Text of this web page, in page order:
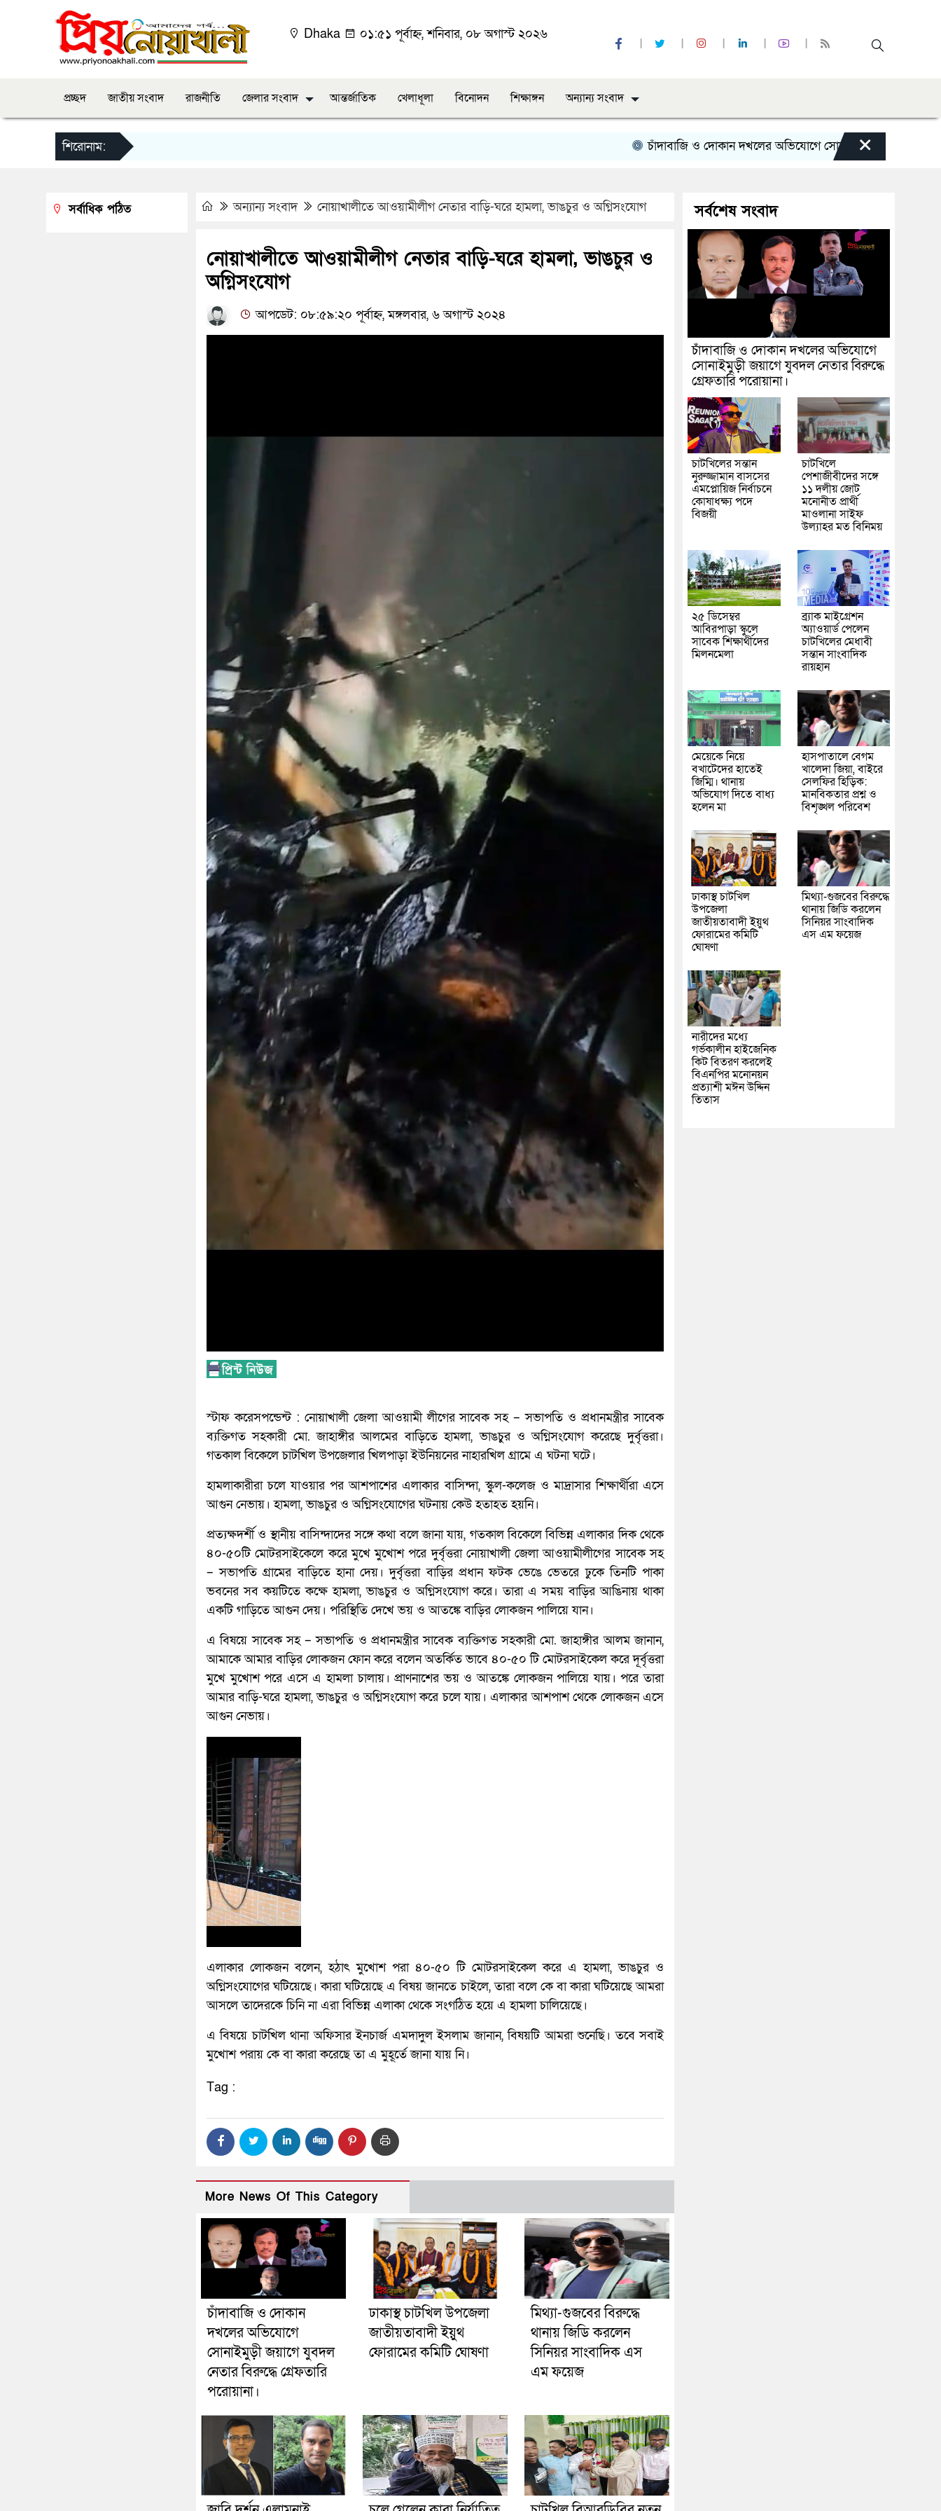
Dhaka ০১:৫১ পূর্বাহ্ন, শনিবার, ০৮ অগাস্ট ২০২৬
প্রচ্ছদ জাতীয় সংবাদ রাজনীতি জেলার সংবাদ আন্তর্জাতিক খেলাধূলা বিনোদন শিক্ষাঙ্গন অন্যান্য সংবাদ
শিরোনাম: চাঁদাবাজি ও দোকান দখলের অভিযোগে সোনাইমুড়ী জয়াগে যুবদল নেতার
×
অন্যান্য সংবাদ নোয়াখালীতে আওয়ামীলীগ নেতার বাড়ি-ঘরে হামলা, ভাঙচুর ও অগ্নিসংযোগ
নোয়াখালীতে আওয়ামীলীগ নেতার বাড়ি-ঘরে হামলা, ভাঙচুর ও
অগ্নিসংযোগ
আপডেট: ০৮:৫৯:২০ পূর্বাহ্ন, মঙ্গলবার, ৬ অগাস্ট ২০২৪
স্টাফ করেসপন্ডেন্ট : নোয়াখালী জেলা আওয়ামী লীগের সাবেক সহ – সভাপতি ও প্রধানমন্ত্রীর সাবেক
ব্যক্তিগত সহকারী মো. জাহাঙ্গীর আলমের বাড়িতে হামলা, ভাঙচুর ও অগ্নিসংযোগ করেছে দুর্বৃত্তরা।
গতকাল বিকেলে চাটখিল উপজেলার খিলপাড়া ইউনিয়নের নাহারখিল গ্রামে এ ঘটনা ঘটে।
হামলাকারীরা চলে যাওয়ার পর আশপাশের এলাকার বাসিন্দা, স্কুল-কলেজ ও মাদ্রাসার শিক্ষার্থীরা এসে
আগুন নেভায়। হামলা, ভাঙচুর ও অগ্নিসংযোগের ঘটনায় কেউ হতাহত হয়নি।
প্রত্যক্ষদর্শী ও স্থানীয় বাসিন্দাদের সঙ্গে কথা বলে জানা যায়, গতকাল বিকেলে বিভিন্ন এলাকার দিক থেকে
৪০-৫০টি মোটরসাইকেলে করে মুখে মুখোশ পরে দুর্বৃত্তরা নোয়াখালী জেলা আওয়ামীলীগের সাবেক সহ
– সভাপতি গ্রামের বাড়িতে হানা দেয়। দুর্বৃত্তরা বাড়ির প্রধান ফটক ভেঙে ভেতরে ঢুকে তিনটি পাকা
ভবনের সব কয়টিতে কক্ষে হামলা, ভাঙচুর ও অগ্নিসংযোগ করে। তারা এ সময় বাড়ির আঙিনায় থাকা
একটি গাড়িতে আগুন দেয়। পরিস্থিতি দেখে ভয় ও আতঙ্কে বাড়ির লোকজন পালিয়ে যান।
এ বিষয়ে সাবেক সহ – সভাপতি ও প্রধানমন্ত্রীর সাবেক ব্যক্তিগত সহকারী মো. জাহাঙ্গীর আলম জানান,
আমাকে আমার বাড়ির লোকজন ফোন করে বলেন অতর্কিত ভাবে ৪০-৫০ টি মোটরসাইকেল করে দূর্বৃত্তরা
মুখে মুখোশ পরে এসে এ হামলা চালায়। প্রাণনাশের ভয় ও আতঙ্কে লোকজন পালিয়ে যায়। পরে তারা
আমার বাড়ি-ঘরে হামলা, ভাঙচুর ও অগ্নিসংযোগ করে চলে যায়। এলাকার আশপাশ থেকে লোকজন এসে
আগুন নেভায়।
এলাকার লোকজন বলেন, হঠাৎ মুখোশ পরা ৪০-৫০ টি মোটরসাইকেল করে এ হামলা, ভাঙচুর ও
অগ্নিসংযোগের ঘটিয়েছে। কারা ঘটিয়েছে এ বিষয় জানতে চাইলে, তারা বলে কে বা কারা ঘটিয়েছে আমরা
আসলে তাদেরকে চিনি না এরা বিভিন্ন এলাকা থেকে সংগঠিত হয়ে এ হামলা চালিয়েছে।
এ বিষয়ে চাটখিল থানা অফিসার ইনচার্জ এমদাদুল ইসলাম জানান, বিষয়টি আমরা শুনেছি। তবে সবাই
মুখোশ পরায় কে বা কারা করেছে তা এ মুহূর্তে জানা যায় নি।
Tag :
More News Of This Category
চাঁদাবাজি ও দোকান
দখলের অভিযোগে
সোনাইমুড়ী জয়াগে যুবদল
নেতার বিরুদ্ধে গ্রেফতারি
পরোয়ানা।
ঢাকাস্থ চাটখিল উপজেলা
জাতীয়তাবাদী ইয়ুথ
ফোরামের কমিটি ঘোষণা
মিথ্যা-গুজবের বিরুদ্ধে
থানায় জিডি করলেন
সিনিয়র সাংবাদিক এস
এম ফয়েজ
সর্বাধিক পঠিত সর্বশেষ সংবাদ
চাঁদাবাজি ও দোকান দখলের অভিযোগে
সোনাইমুড়ী জয়াগে যুবদল নেতার বিরুদ্ধে
গ্রেফতারি পরোয়ানা।
চাটখিলের সন্তান
নুরুজ্জামান বাসসের
এমপ্লোয়িজ নির্বাচনে
কোষাধক্ষ্য পদে
বিজয়ী
চাটখিলে
পেশাজীবীদের সঙ্গে
১১ দলীয় জোট
মনোনীত প্রার্থী
মাওলানা সাইফ
উল্যাহর মত বিনিময়
২৫ ডিসেম্বর
আবিরপাড়া স্কুলে
সাবেক শিক্ষার্থীদের
মিলনমেলা
ব্র্যাক মাইগ্রেশন
অ্যাওয়ার্ড পেলেন
চাটখিলের মেধাবী
সন্তান সাংবাদিক
রায়হান
মেয়েকে নিয়ে
বখাটেদের হাতেই
জিম্মি। থানায়
অভিযোগ দিতে বাধ্য
হলেন মা
হাসপাতালে বেগম
খালেদা জিয়া, বাইরে
সেলফির হিড়িক:
মানবিকতার প্রশ্ন ও
বিশৃঙ্খল পরিবেশ
ঢাকাস্থ চাটখিল
উপজেলা
জাতীয়তাবাদী ইয়ুথ
ফোরামের কমিটি
ঘোষণা
মিথ্যা-গুজবের বিরুদ্ধে
থানায় জিডি করলেন
সিনিয়র সাংবাদিক
এস এম ফয়েজ
নারীদের মধ্যে
গর্ভকালীন হাইজেনিক
কিট বিতরণ করলেই
বিএনপির মনোনয়ন
প্রত্যাশী মঈন উদ্দিন
তিতাস